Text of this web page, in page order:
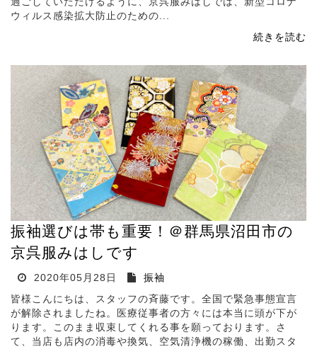
ウィルス感染拡大防止のための...
続きを読む
振袖選びは帯も重要！＠群馬県沼田市の
京呉服みはしです
2020年05月28日
振袖
皆様こんにちは、スタッフの斉藤です。全国で緊急事態宣言
が解除されましたね。医療従事者の方々には本当に頭が下が
ります。このまま収束してくれる事を願っております。さ
て、当店も店内の消毒や換気、空気清浄機の稼働、出勤スタ